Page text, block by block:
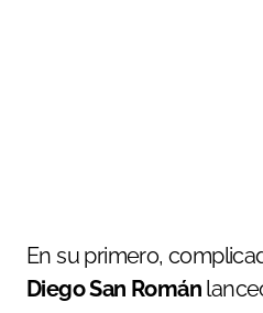
En su primero,
Diego San Román